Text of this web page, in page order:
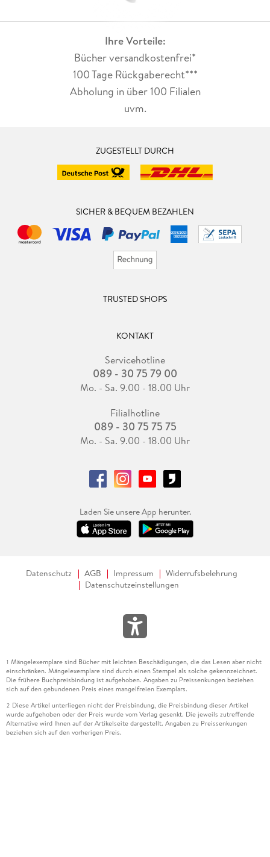
Ihre Vorteile:
Bücher versandkostenfrei*
100 Tage Rückgaberecht***
Abholung in über 100 Filialen
uvm.
ZUGESTELLT DURCH
SICHER & BEQUEM BEZAHLEN
TRUSTED SHOPS
KONTAKT
Servicehotline
089 - 30 75 79 00
Mo. - Sa. 9.00 - 18.00 Uhr
Filialhotline
089 - 30 75 75 75
Mo. - Sa. 9.00 - 18.00 Uhr
Laden Sie unsere App herunter.
Datenschutz AGB Impressum
Widerrufsbelehrung
Datenschutzeinstellungen
1 Mängelexemplare sind Bücher mit leichten Beschädigungen, die das Lesen aber nicht
einschränken. Mängelexemplare sind durch einen Stempel als solche gekennzeichnet.
Die frühere Buchpreisbindung ist aufgehoben. Angaben zu Preissenkungen beziehen
sich auf den gebundenen Preis eines mangelfreien Exemplars.
2 Diese Artikel unterliegen nicht der Preisbindung, die Preisbindung dieser Artikel
wurde aufgehoben oder der Preis wurde vom Verlag gesenkt. Die jeweils zutreffende
Alternative wird Ihnen auf der Artikelseite dargestellt. Angaben zu Preissenkungen
beziehen sich auf den vorherigen Preis.